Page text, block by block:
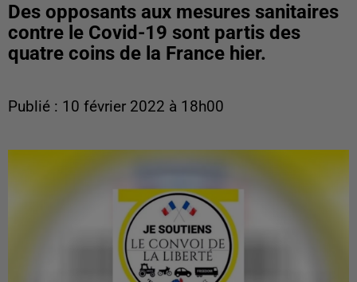
Des opposants aux mesures sanitaires
contre le Covid-19 sont partis des
quatre coins de la France hier.
Publié : 10 février 2022 à 18h00